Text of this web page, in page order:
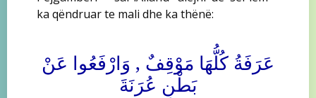
ka qëndruar te mali dhe ka thënë:
عَرَفَةُ كُلُّهَا مَوْقِفٌ , وَارْفَعُوا عَنْ
بَطْنِ عُرَنَةَ